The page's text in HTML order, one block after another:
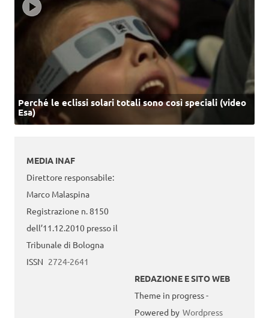
Perché le eclissi solari totali sono così speciali (video
Esa)
MEDIA INAF
Direttore responsabile:
Marco Malaspina
Registrazione n. 8150
dell’11.12.2010 presso il
Tribunale di Bologna
ISSN 2724-2641
REDAZIONE E SITO WEB
Theme in progress -
Powered by Wordpress